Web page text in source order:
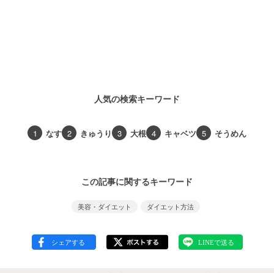
人気の検索キーワード
1 なす 2 きゅうり 3 大根 4 キャベツ 5 そうめん
この記事に関するキーワード
美容・ダイエット ダイエット方法